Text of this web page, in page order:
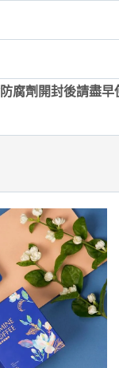
腐劑開封後請盡早